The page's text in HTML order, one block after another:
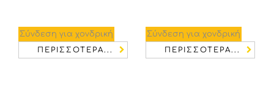
Σύνδεση για χονδρική
ΠΕΡΙΣΣΌΤΕΡΑ...
Σύνδεση για χονδρική
ΠΕΡΙΣΣΌΤΕΡΑ...